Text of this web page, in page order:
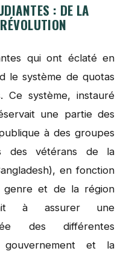
: DE LA
qui ont éclaté en
le système de quotas
Ce système, instauré
une partie des
à des groupes
des vétérans de la
en fonction
genre et de la région
à assurer une
des différentes
gouvernement et la